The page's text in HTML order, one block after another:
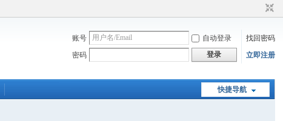
账号 自动登录
找回密码
密码
登录 立即注册
快捷导航